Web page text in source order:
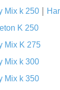
Mix k 250
K 250
Mix K 275
Mix k 300
Mix k 350